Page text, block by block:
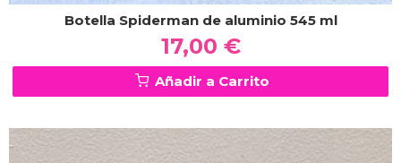
Botella Spiderman de aluminio 545 ml
17,00 €
Añadir a Carrito